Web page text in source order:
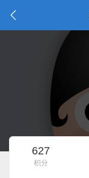
627
积分